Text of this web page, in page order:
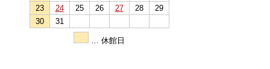
23
24 25 26 27 28
29
30
31
… 休館日